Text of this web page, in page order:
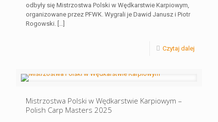
odbyły się Mistrzostwa Polski w Wędkarstwie Karpiowym,
organizowane przez PFWK. Wygrali je Dawid Janusz i Piotr
Rogowski. […]
Czytaj dalej
Mistrzostwa Polski w Wędkarstwie Karpiowym –
Polish Carp Masters 2025